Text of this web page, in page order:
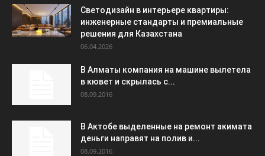
Светодизайн в интерьере квартиры:
инженерные стандарты и премиальные
решения для Казахстана
06.04.2026
В Алматы компания на машине вылетела
в кювет и скрылась с...
08.09.2016
В Актобе выделенные на ремонт акимата
деньги направят на полив и...
08.09.2016